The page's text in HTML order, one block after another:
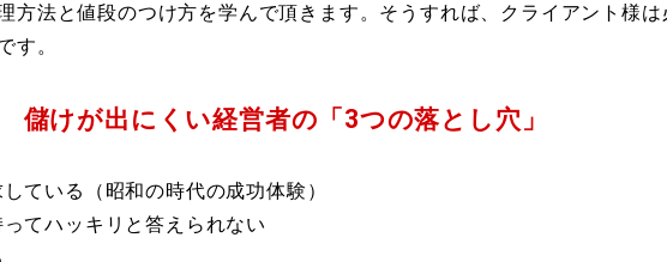
方法と値段のつけ方を学んで頂きます。そうすれば、クライアント様
す。
儲けが出にくい経営者の「3つの落とし穴」
ている（昭和の時代の成功体験）
てハッキリと答えられない